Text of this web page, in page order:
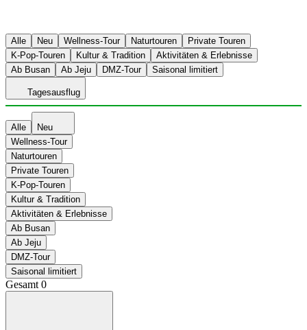
Alle Neu Wellness-Tour Naturtouren
Private Touren
K-Pop-Touren
Kultur & Tradition
Aktivitäten & Erlebnisse
Ab Busan
Ab Jeju DMZ-Tour Saisonal limitiert
Tagesausflug
Alle
Neu
Wellness-Tour
Naturtouren
Private Touren
K-Pop-Touren
Kultur & Tradition
Aktivitäten & Erlebnisse
Ab Busan
Ab Jeju
DMZ-Tour
Saisonal limitiert
Gesamt 0